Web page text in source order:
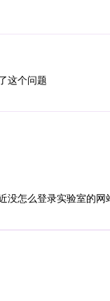
这个问题
没怎么登录实验室的网